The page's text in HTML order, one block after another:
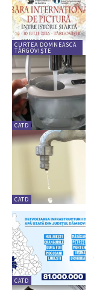
CURTEA DOMNEASCĂ
TÂRGOVIȘTE
CATD
CATD
CATD